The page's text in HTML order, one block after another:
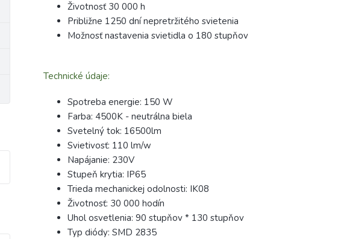
Životnosť 30 000 h
Približne 1250 dní nepretržitého svietenia
Možnosť nastavenia svietidla o 180 stupňov
Technické údaje:
Spotreba energie: 150 W
Farba: 4500K - neutrálna biela
Svetelný tok: 16500lm
Svietivosť: 110 lm/w
Napájanie: 230V
Stupeň krytia: IP65
Trieda mechanickej odolnosti: IK08
Životnosť: 30 000 hodín
Uhol osvetlenia: 90 stupňov * 130 stupňov
Typ diódy: SMD 2835